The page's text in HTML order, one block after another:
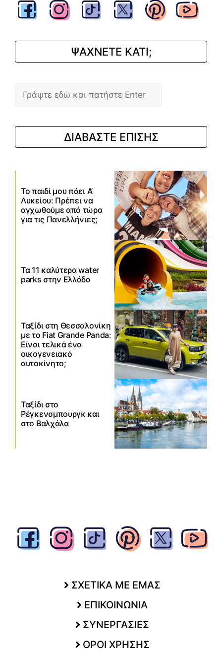
ΨΑΧΝΕΤΕ ΚΑΤΙ;
ΔΙΑΒΑΣΤΕ ΕΠΙΣΗΣ
Το παιδί μου πάει Α’
Λυκείου: Πρέπει να
αγχωθούμε από τώρα
για τις Πανελλήνιες;
Τα 11 καλύτερα water
parks στην Ελλάδα
Ταξίδι στη Θεσσαλονίκη
με το Fiat Grande Panda:
Είναι τελικά ένα
οικογενειακό
αυτοκίνητο;
Ταξίδι στο
Ρέγκενσμπουργκ και
στο Βαλχάλα
ΣΧΕΤΙΚΑ ΜΕ ΕΜΑΣ
ΕΠΙΚΟΙΝΩΝΙΑ
ΣΥΝΕΡΓΑΣΙΕΣ
ΟΡΟΙ ΧΡΗΣΗΣ